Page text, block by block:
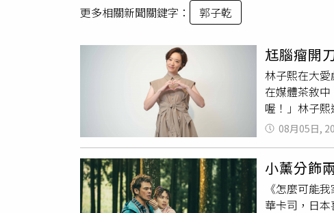
更多相關新聞關鍵字： 郭子乾
尪腦瘤開
林子熙在大愛
在媒體茶敘
喔！」林子
見製作人，
「妳下車，
回去，下車
她笑稱過去
當天解決」
色上。老公
08月05日,
小薰分飾
《怎麼可能
華卡司，日本